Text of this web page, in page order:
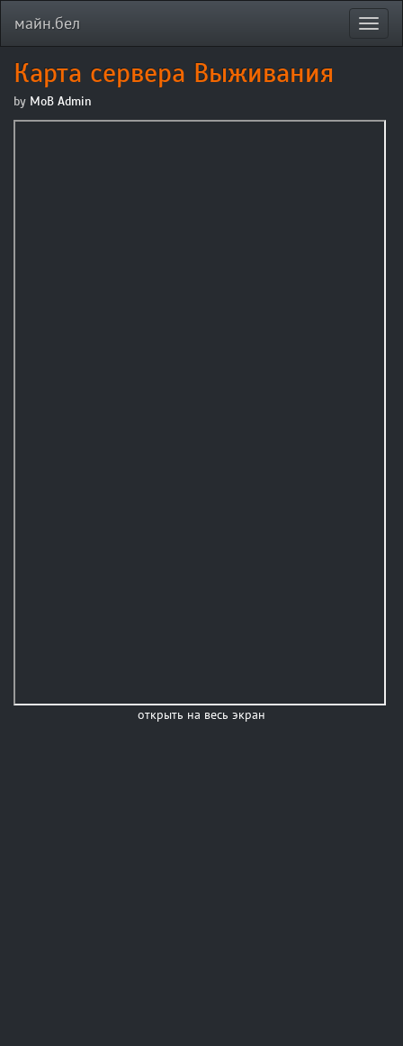
майн.бел
Карта сервера Выживания
by MoB Admin
открыть на весь экран